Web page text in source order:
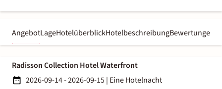
AngebotLageHotelüberblickHotelbeschreibungBewertungen
Radisson Collection Hotel Waterfront
2026-09-14 - 2026-09-15| Eine Hotelnacht